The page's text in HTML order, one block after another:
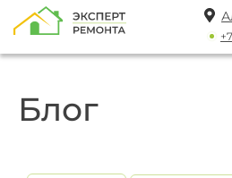
Блог